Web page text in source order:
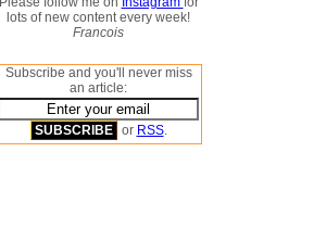
lots of new content every week!
Francois
Subscribe and you'll never miss
an article:
or RSS.